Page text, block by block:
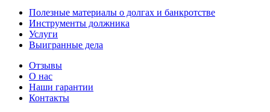
Полезные материалы о долгах и банкротстве
Инструменты должника
Услуги
Выигранные дела
Отзывы
О нас
Наши гарантии
Контакты